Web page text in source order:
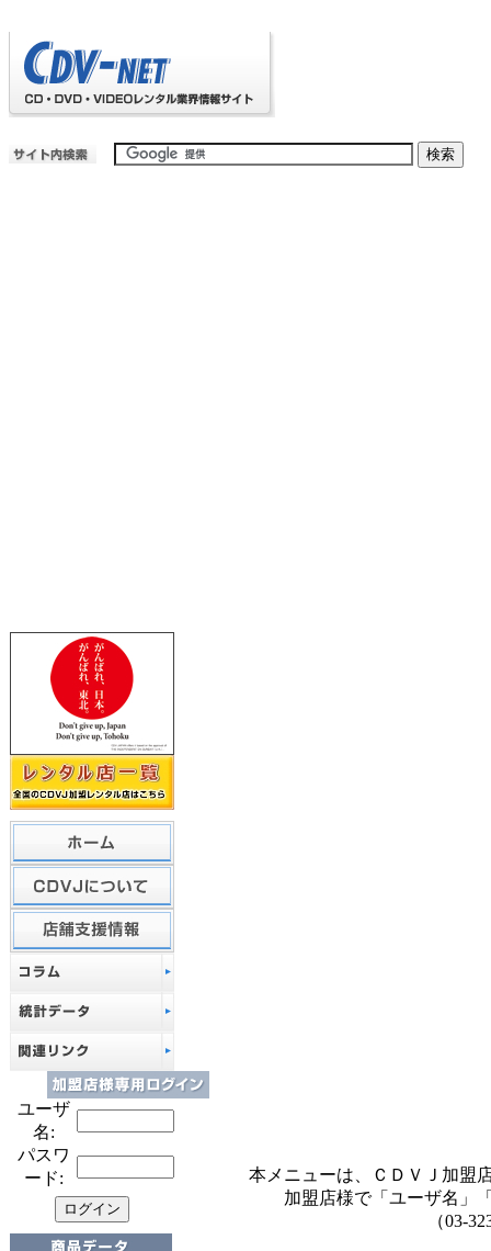
ユーザ
名:
パスワ
ード:
本メニューは、ＣＤＶＪ加盟
加盟店様で「ユーザ名」
（03-